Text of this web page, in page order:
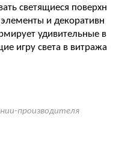
светящиеся поверхн
и декоративн
удивительные в
игру света в витража
производителя